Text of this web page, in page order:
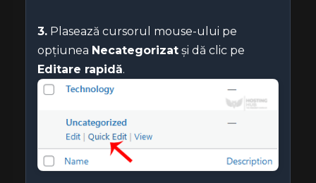
3. Plasează cursorul mouse-ului pe
opțiunea Necategorizat și dă clic pe
Editare rapidă.